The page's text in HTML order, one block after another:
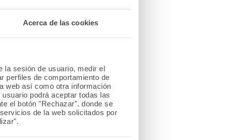
Acerca de las cookies
la sesión de usuario, medir el
perfiles de comportamiento de
web así como otra información
podrá aceptar todas las
el botón "Rechazar", donde se
de la web solicitados por
aglutinadora de la medicina
real por la medicina la
XVIII, o la figura de los
al Nuevo Mundo y en torno